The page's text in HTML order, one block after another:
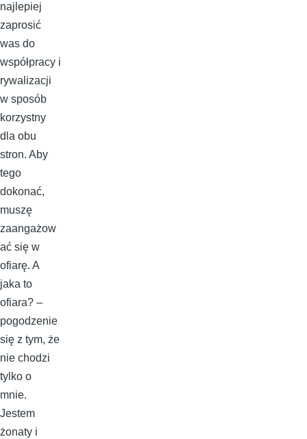
najlepiej
zaprosić
was do
współpracy i
rywalizacji
w sposób
korzystny
dla obu
stron. Aby
tego
dokonać,
muszę
zaangażow
ać się w
ofiarę. A
jaka to
ofiara? –
pogodzenie
się z tym, że
nie chodzi
tylko o
mnie.
Jestem
żonaty i